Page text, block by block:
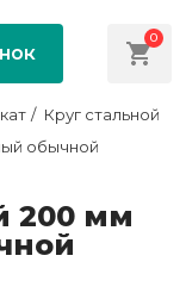
0
Круг стальной
обычной
200 мм